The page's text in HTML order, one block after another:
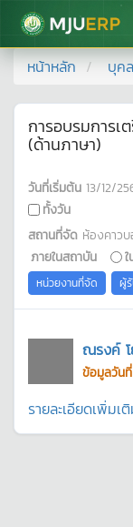
มหาวิทยาลัยแม่โจ้
หน้าหลัก บุค
การอบรมการ
(ด้านภาษา)
วันที่เริ่มต้น 13/12/
ทั้งวัน
สถานที่จัด ห้องคาว
ภายในสถาบัน
หน่วยงานที่จัด ผู้
ณรงค์
ข้อมูลวัน
รายละเอียดเพิ่มเ